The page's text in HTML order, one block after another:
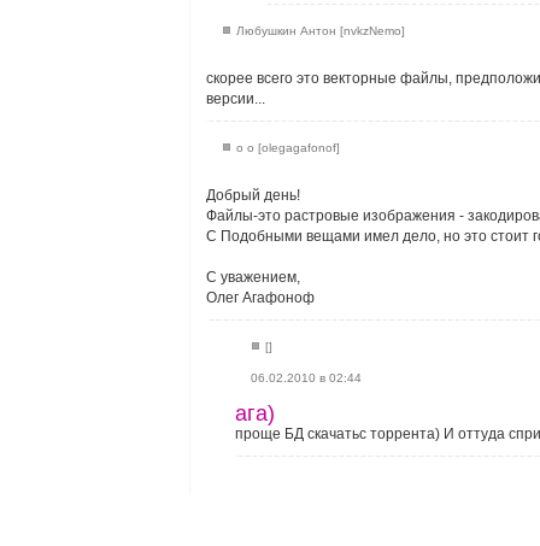
Любушкин Антон [nvkzNemo]
скорее всего это векторные файлы,
версии...
o o [olegagafonof]
Добрый день!
Файлы-это растровые изображения -
С Подобными вещами имел дело, но это стоит
С уважением,
Олег Агафоноф
[]
06.02.2010 в 02:44
ага)
проще БД скачатьс торрента) И оттуда